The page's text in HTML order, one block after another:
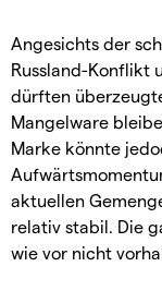
Angesichts der
Russland-Konflikt
dürften
Mangelware
Marke könnte
aktuellen
relativ stabil. Die
wie vor nicht